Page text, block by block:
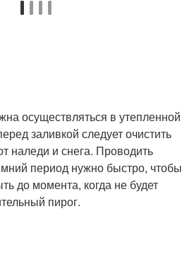
осуществляться в утепленной
заливкой следует очистить
наледи и снега. Проводить
период нужно быстро, чтобы
до момента, когда не будет
пирог.